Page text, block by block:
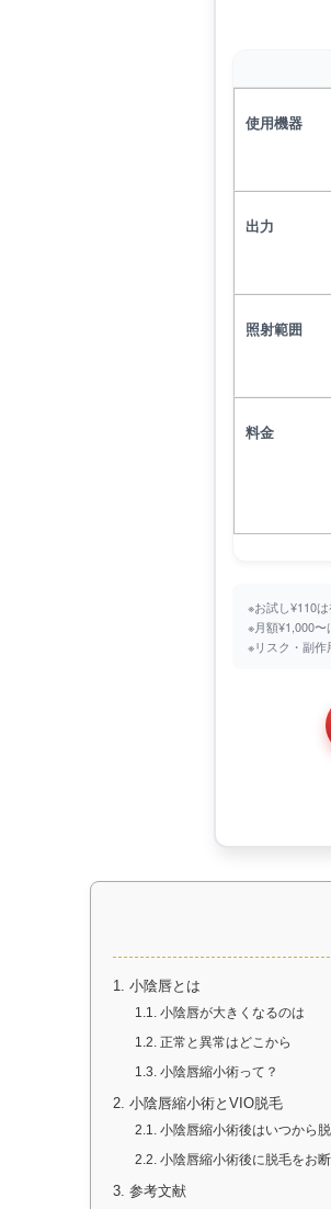
使用機器
出力
照射範囲
料金
※お試し¥110
※月額¥1,000〜
※リスク・副作
1. 小陰唇とは
1.1. 小陰唇が大きくなるのは
1.2. 正常と異常はどこから
1.3. 小陰唇縮小術って？
2. 小陰唇縮小術とVIO脱毛
2.1. 小陰唇縮小術後はいつから
2.2. 小陰唇縮小術後に脱毛をお
3. 参考文献